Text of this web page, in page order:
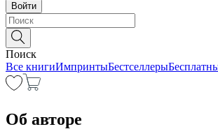
Войти
Поиск
Все книгиИмпринтыБестселлеры
Об авторе